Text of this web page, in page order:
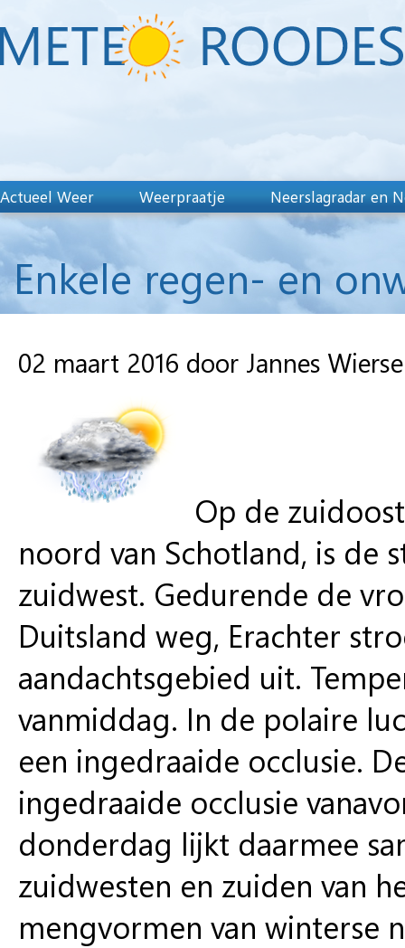
Actueel Weer Weerpraatje Neerslagradar en
Enkele regen- en
02 maart 2016 door Jannes
Op de
noord van Schotland, is de
zuidwest. Gedurende de
Duitsland weg, Erachter
aandachtsgebied uit.
vanmiddag. In de polaire
een ingedraaide occlusie.
ingedraaide occlusie
donderdag lijkt daarmee
zuidwesten en zuiden van
mengvormen van winterse